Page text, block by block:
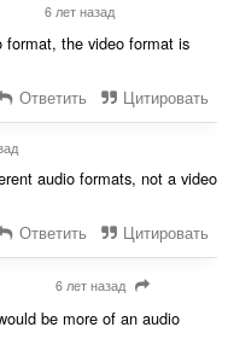
6 лет назад
format, the video format is
Ответить Цитировать
audio formats, not a video
Ответить Цитировать
6 лет назад
be more of an audio